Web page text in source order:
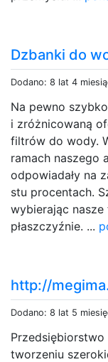
Dzbanki do
Dodano: 8 lat 4
Na pewno
i zróżnicowaną
filtrów do wody.
ramach naszego
odpowiadały na
stu procentach.
wybierając
płaszczyźnie. ...
http://
Dodano: 8 lat 5
Przedsiębiorstwo
tworzeniu